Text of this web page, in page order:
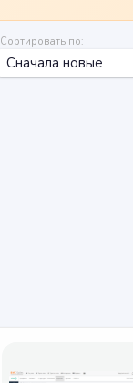
Сортировать по: